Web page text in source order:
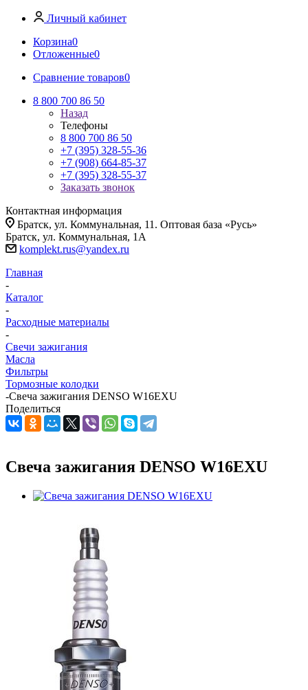
Личный кабинет
Корзина0
Отложенные0
Сравнение товаров0
8 800 700 86 50
Назад
Телефоны
8 800 700 86 50
+7 (395) 328-55-36
+7 (908) 664-85-37
+7 (395) 328-55-37
Заказать звонок
Контактная информация
Братск, ул. Коммунальная, 11. Оптовая база «Русь»
Братск, ул. Коммунальная, 1А
komplekt.rus@yandex.ru
Главная
-
Каталог
-
Расходные материалы
-
Свечи зажигания
Масла
Фильтры
Тормозные колодки
-Свеча зажигания DENSO W16EXU
Поделиться
Свеча зажигания DENSO W16EXU